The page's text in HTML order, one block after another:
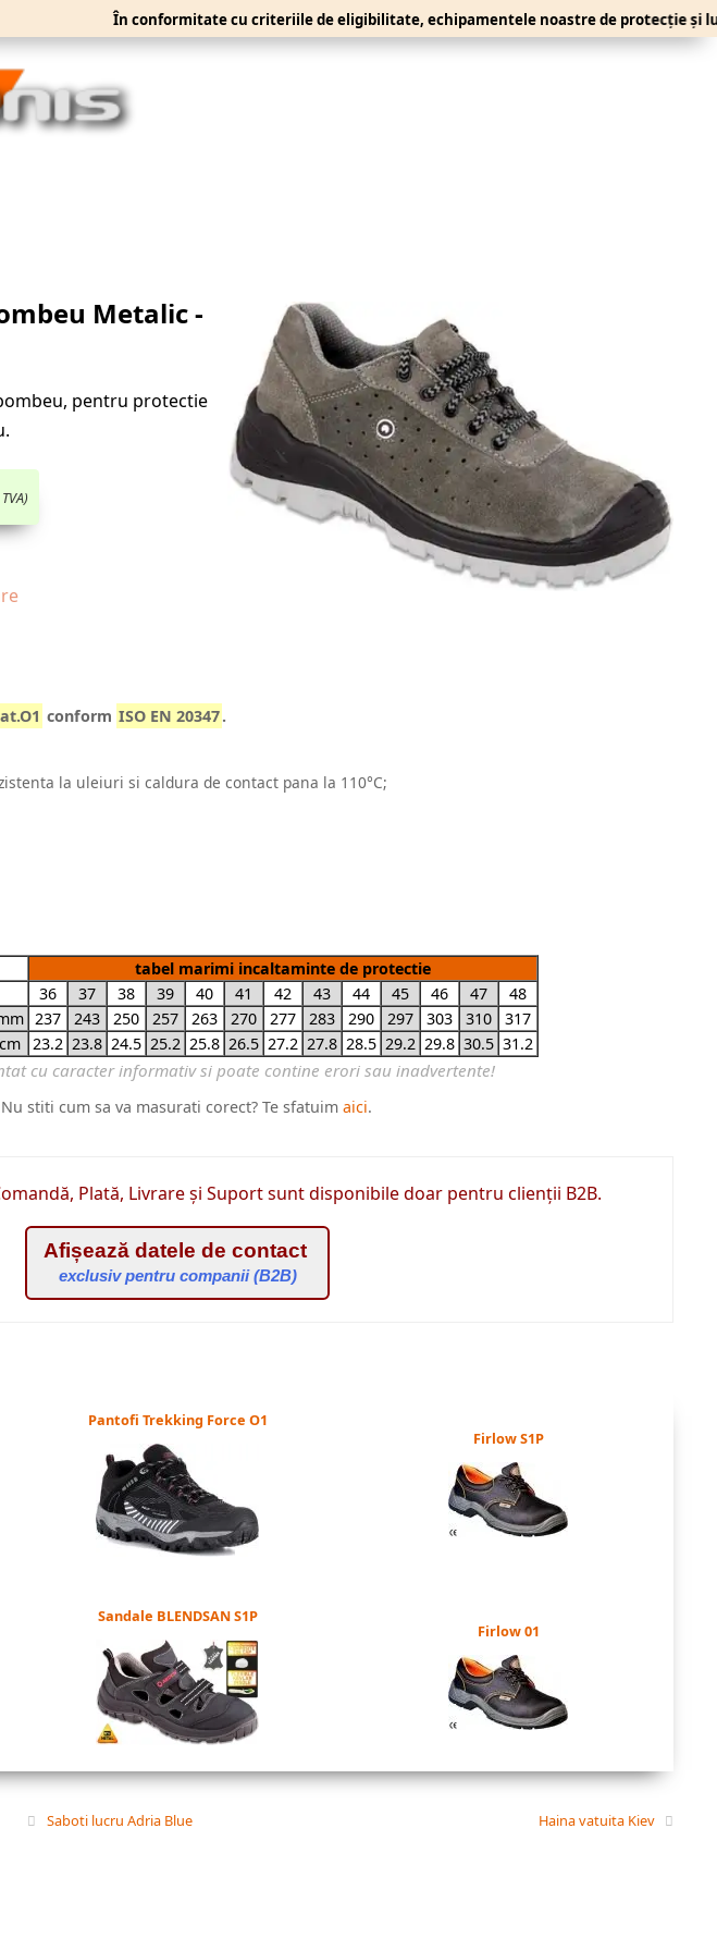
În conformitate cu criteriile de eligibilitate, echipamentele noastre de protecție și lucru
Metalic -
pentru protectie
conform ISO EN 20347.
la uleiuri si caldura de contact pana la 110°C;
tabel marimi incaltaminte de protectie
36 37 38 39 40 41 42 43 44 45 46 47
48
237 243 250 257 263 270 277 283 290 297 303 310
317
cm 23.2 23.8 24.5 25.2 25.8 26.5 27.2 27.8 28.5 29.2 29.8 30.5 31.2
Nu stiti cum sa va masurati corect? Te sfatuim aici.
Plată, Livrare și Suport sunt disponibile doar pentru clienții B2B.
Afișează datele de contact
exclusiv pentru companii (B2B)
Pantofi Trekking Force O1
Firlow S1P
Sandale BLENDSAN S1P
Firlow 01
Saboti lucru Adria Blue Haina vatuita Kiev